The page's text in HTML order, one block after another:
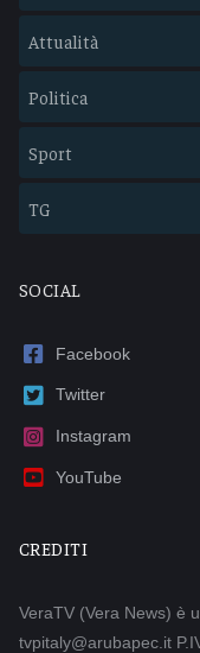
Attualità
Politica
Sport
TG
SOCIAL
Facebook
Twitter
Instagram
YouTube
CREDITI
VeraTV (Vera News) è
tvpitaly@arubapec.it